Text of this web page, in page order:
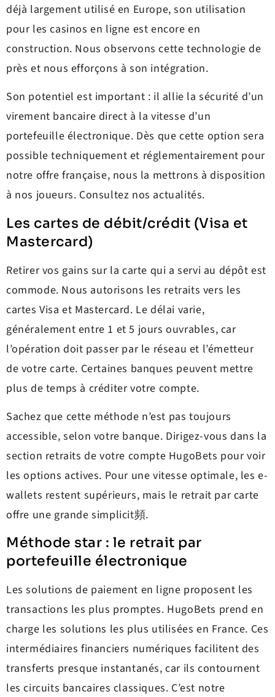
déjà largement utilisé en Europe, son utilisation
pour les casinos en ligne est encore en
construction. Nous observons cette technologie de
près et nous efforçons à son intégration.
Son potentiel est important : il allie la sécurité d’un
virement bancaire direct à la vitesse d’un
portefeuille électronique. Dès que cette option sera
possible techniquement et réglementairement pour
notre offre française, nous la mettrons à disposition
à nos joueurs. Consultez nos actualités.
Les cartes de débit/crédit (Visa et
Mastercard)
Retirer vos gains sur la carte qui a servi au dépôt est
commode. Nous autorisons les retraits vers les
cartes Visa et Mastercard. Le délai varie,
généralement entre 1 et 5 jours ouvrables, car
l’opération doit passer par le réseau et l’émetteur
de votre carte. Certaines banques peuvent mettre
plus de temps à créditer votre compte.
Sachez que cette méthode n’est pas toujours
accessible, selon votre banque. Dirigez-vous dans la
section retraits de votre compte HugoBets pour voir
les options actives. Pour une vitesse optimale, les e-
wallets restent supérieurs, mais le retrait par carte
offre une grande simplicit頻.
Méthode star : le retrait par
portefeuille électronique
Les solutions de paiement en ligne proposent les
transactions les plus promptes. HugoBets prend en
charge les solutions les plus utilisées en France. Ces
intermédiaires financiers numériques facilitent des
transferts presque instantanés, car ils contournent
les circuits bancaires classiques. C’est notre